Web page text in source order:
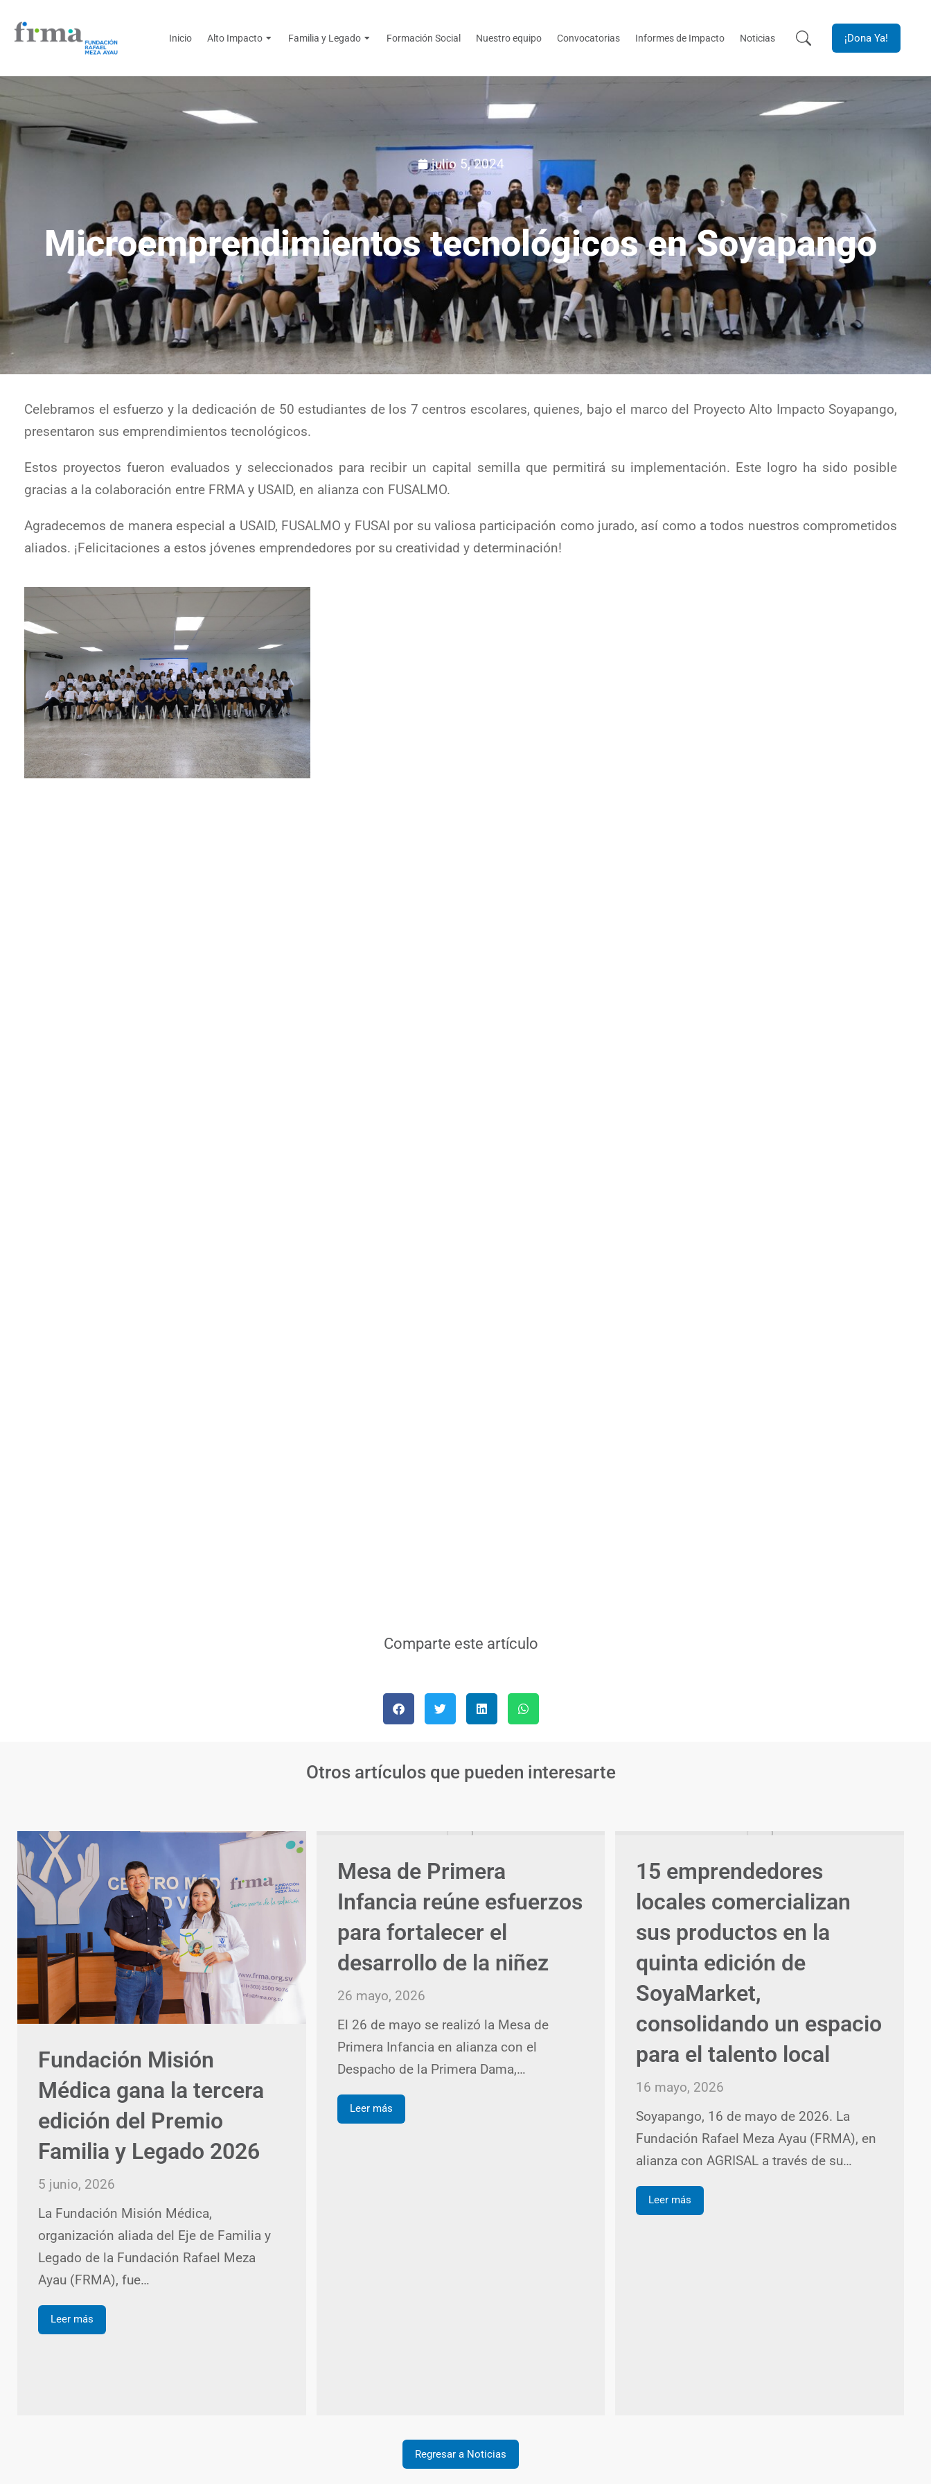
Inicio Alto Impacto Familia y Legado Formación Social Nuestro equipo Convocatorias Informes de Impacto Noticias ¡Dona Ya!
julio 5, 2024
Microemprendimientos tecnológicos en Soyapango
Celebramos el esfuerzo y la dedicación de 50 estudiantes de los 7 centros escolares, quienes, bajo el marco del Proyecto Alto Impacto Soyapango,
presentaron sus emprendimientos tecnológicos.
Estos proyectos fueron evaluados y seleccionados para recibir un capital semilla que permitirá su implementación. Este logro ha sido posible
gracias a la colaboración entre FRMA y USAID, en alianza con FUSALMO.
Agradecemos de manera especial a USAID, FUSALMO y FUSAI por su valiosa participación como jurado, así como a todos nuestros comprometidos
aliados. ¡Felicitaciones a estos jóvenes emprendedores por su creatividad y determinación!
Comparte este artículo
Otros artículos que pueden interesarte
Fundación Misión
Médica gana la tercera
edición del Premio
Familia y Legado 2026
5 junio, 2026
La Fundación Misión Médica,
organización aliada del Eje de Familia y
Legado de la Fundación Rafael Meza
Ayau (FRMA), fue…
Leer más
Mesa de Primera
Infancia reúne esfuerzos
para fortalecer el
desarrollo de la niñez
26 mayo, 2026
El 26 de mayo se realizó la Mesa de
Primera Infancia en alianza con el
Despacho de la Primera Dama,…
Leer más
15 emprendedores
locales comercializan
sus productos en la
quinta edición de
SoyaMarket,
consolidando un espacio
para el talento local
16 mayo, 2026
Soyapango, 16 de mayo de 2026. La
Fundación Rafael Meza Ayau (FRMA), en
alianza con AGRISAL a través de su…
Leer más
Regresar a Noticias